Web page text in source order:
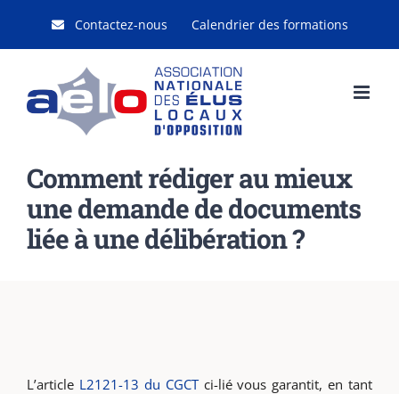
Contactez-nous Calendrier des formations
Comment rédiger au mieux
une demande de documents
liée à une délibération ?
L’article L2121-13 du CGCTci-lié vous garantit, en tant